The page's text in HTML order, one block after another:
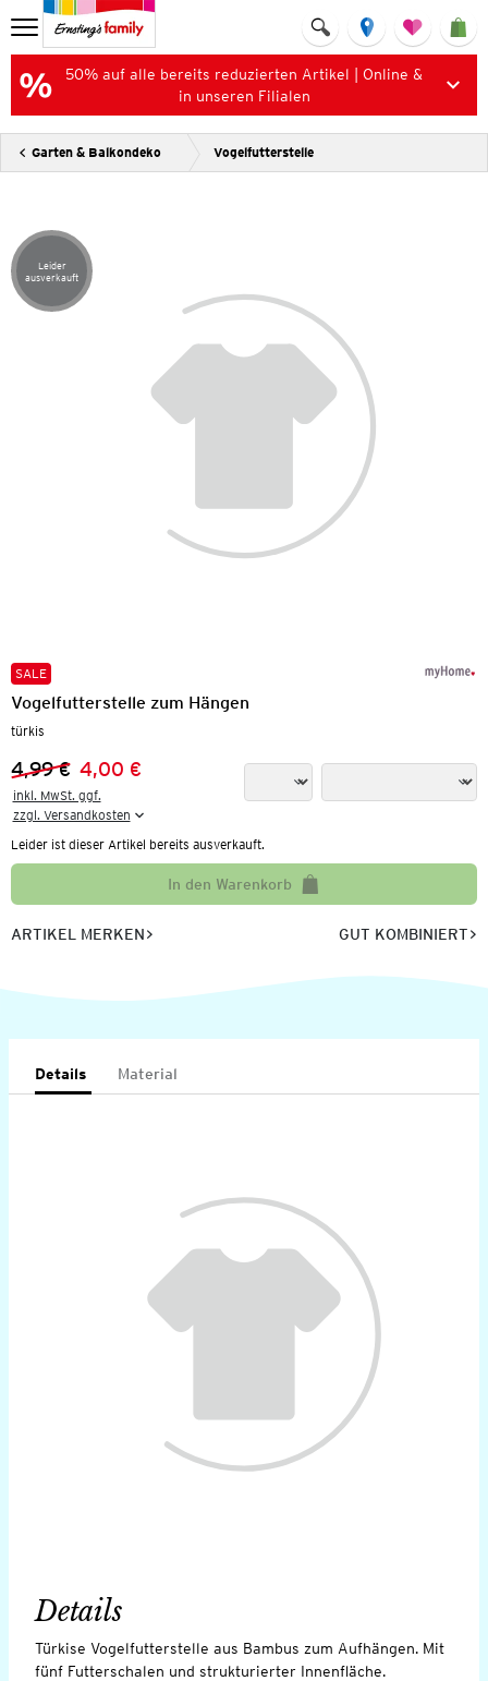
50% auf alle bereits reduzierten Artikel | Online &
in unseren Filialen
Garten & Balkondeko Vogelfutterstelle
Artikel leider ausverkauft
Leider
ausverkauft
SALE
Vogelfutterstelle zum Hängen
türkis
Vorheriger Preis:
4,99 €
Neuer Preis:
4,00 €
inkl. MwSt. ggf.
zzgl. Versandkosten
Leider ist dieser Artikel bereits ausverkauft.
In den Warenkorb
ARTIKEL MERKEN GUT KOMBINIERT
Details Material
Details
Türkise Vogelfutterstelle aus Bambus zum Aufhängen. Mit
fünf Futterschalen und strukturierter Innenfläche.